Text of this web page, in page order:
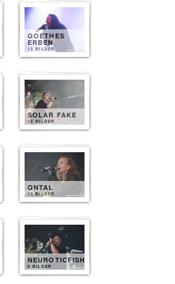
GOETHES
ERBEN
12 BILDER
SOLAR FAKE
12 BILDER
QNTAL
10 BILDER
NEUROTICFISH
8 BILDER